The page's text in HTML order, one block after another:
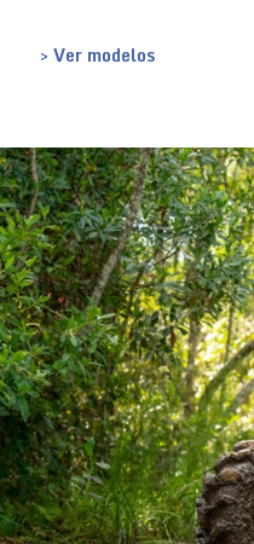
> Ver modelos